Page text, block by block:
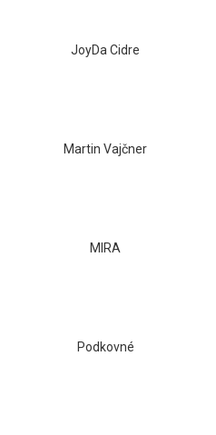
JoyDa Cidre
Martin Vajčner
MIRA
Podkovné